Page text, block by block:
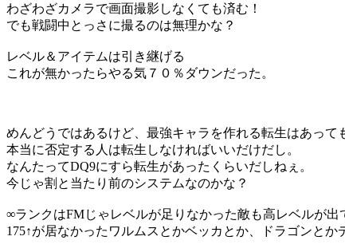
わざわざカメラで画面撮影しなくても済む！
でも戦闘中とっさに撮るのは無理かな？
レベル＆アイテムは引き継げる
これが無かったらやる気７０％ダウンだった。
めんどうではあるけど、最強キャラを作れる転生はあって
本当に否定する人は転生しなければいいだけだし。
なんたってDQ9にすら転生があったくらいだしねぇ。
今じゃ割と当たり前のシステムなのかな？
∞ランクはFMじゃレベルが足りなかった敵も高レベルが出
175↑が居なかったワルムスとかベッカとか、ドラゴンとか